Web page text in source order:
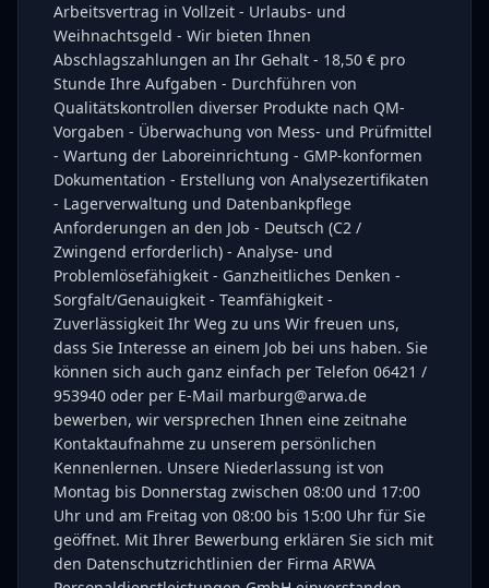
Arbeitsvertrag in Vollzeit - Urlaubs- und
Weihnachtsgeld - Wir bieten Ihnen
Abschlagszahlungen an Ihr Gehalt - 18,50 € pro
Stunde Ihre Aufgaben - Durchführen von
Qualitätskontrollen diverser Produkte nach QM-
Vorgaben - Überwachung von Mess- und Prüfmittel
- Wartung der Laboreinrichtung - GMP-konformen
Dokumentation - Erstellung von Analysezertifikaten
- Lagerverwaltung und Datenbankpflege
Anforderungen an den Job - Deutsch (C2 /
Zwingend erforderlich) - Analyse- und
Problemlösefähigkeit - Ganzheitliches Denken -
Sorgfalt/Genauigkeit - Teamfähigkeit -
Zuverlässigkeit Ihr Weg zu uns Wir freuen uns,
dass Sie Interesse an einem Job bei uns haben. Sie
können sich auch ganz einfach per Telefon 06421 /
953940 oder per E-Mail marburg@arwa.de
bewerben, wir versprechen Ihnen eine zeitnahe
Kontaktaufnahme zu unserem persönlichen
Kennenlernen. Unsere Niederlassung ist von
Montag bis Donnerstag zwischen 08:00 und 17:00
Uhr und am Freitag von 08:00 bis 15:00 Uhr für Sie
geöffnet. Mit Ihrer Bewerbung erklären Sie sich mit
den Datenschutzrichtlinien der Firma ARWA